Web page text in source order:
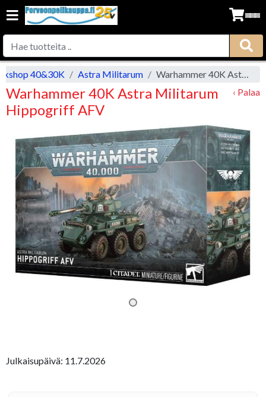
40&30K Astra Militarum Warhammer 40K Astra Militarum Hippogriff AFV
Warhammer 40K Astra Militarum
Hippogriff AFV
‹ Palaa
Julkaisupäivä: 11.7.2026